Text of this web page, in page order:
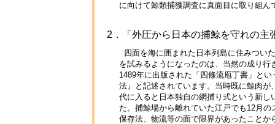
に向けて鯨類捕獲調査に真面目に取り組
2．「外圧から日本の捕鯨を守れの
四面を海に囲まれた日本列島に住みつい
を試みるようになったのは、当然の成り
1489年に出版された「四條流庖丁書」と
法』と記述されています。当時既に鯨肉
代に入ると日本独自の網捕り式という新
た。捕鯨場から離れていた江戸でも12月
保存法、物流等の面で限界があったこと